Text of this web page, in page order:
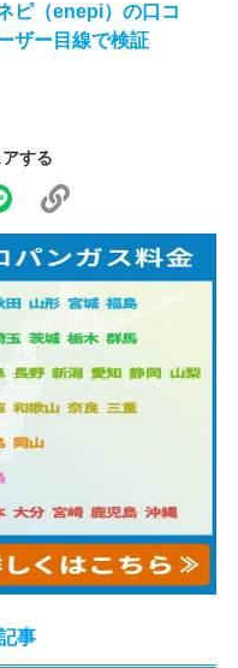
ピ（enepi）の口コ
ザー目線で検証
する
事